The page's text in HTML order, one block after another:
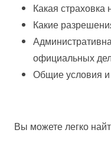
Какая страховка
Какие
официальных
Общие условия
Вы можете легко